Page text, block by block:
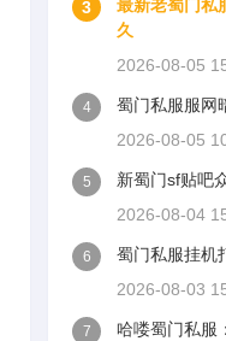
3
最新老蜀门私
久
2026-08-05
4
蜀门私服服网
2026-08-05
5
新蜀门sf贴吧
2026-08-04
6
蜀门私服挂机
2026-08-03
7
哈喽蜀门私服